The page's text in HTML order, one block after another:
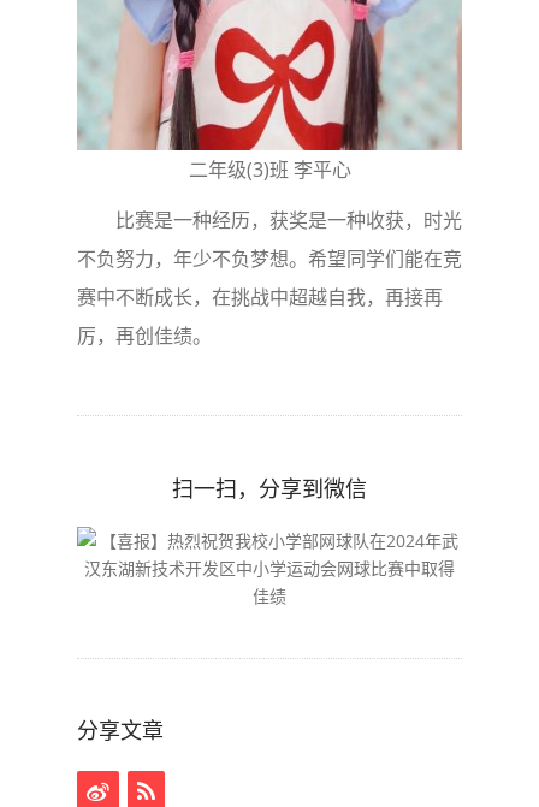
二年级(3)班 李平心
比赛是一种经历，获奖是一种收获，时光
不负努力，年少不负梦想。希望同学们能在竞
赛中不断成长，在挑战中超越自我，再接再
厉，再创佳绩。
扫一扫，分享到微信
分享文章